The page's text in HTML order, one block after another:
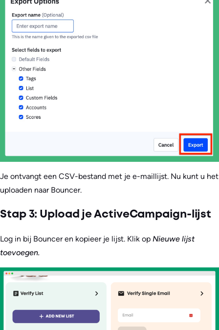
Je ontvangt een CSV-bestand met je e-maillijst. Nu kunt u het
uploaden naar Bouncer.
Stap 3: Upload je ActiveCampaign-lijst
Log in bij Bouncer en kopieer je lijst. Klik op Nieuwe lijst
toevoegen.